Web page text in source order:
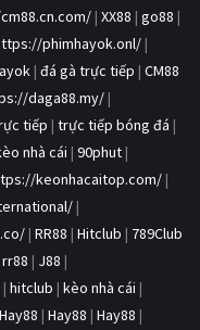
| XX88 | go88 |
phimhayok.onl/ |
| đá gà trực tiếp | CM88
daga88.my/ |
tiếp | trực tiếp bóng đá |
nhà cái | 90phut |
keonhacaitop.com/ |
|
| RR88 | Hitclub | 789Club
rr88 | J88 |
| hitclub | kèo nhà cái |
Hay88 | Hay88 | Hay88 |